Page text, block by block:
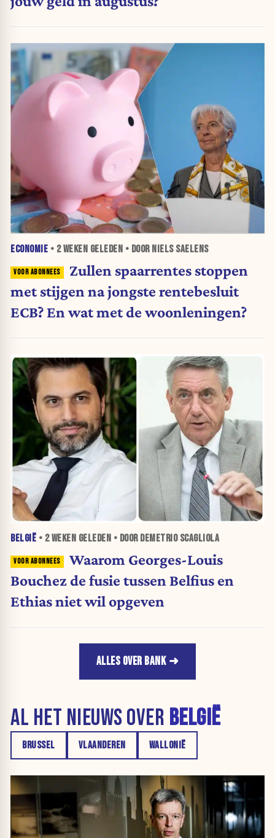
ECONOMIE • 2 WEKEN GELEDEN • DOOR NIELS SAELENS
Zullen spaarrentes stoppen
met stijgen na jongste rentebesluit
ECB? En wat met de woonleningen?
BELGIË • 2 WEKEN GELEDEN • DOOR DEMETRIO SCAGLIOLA
Waarom Georges-Louis
Bouchez de fusie tussen Belfius en
Ethias niet wil opgeven
ALLES OVER BANK
AL HET NIEUWS OVER BELGIË
BRUSSEL VLAANDEREN WALLONIË